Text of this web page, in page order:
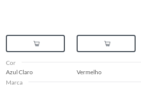
Cor
Azul Claro
Vermelho
Marca